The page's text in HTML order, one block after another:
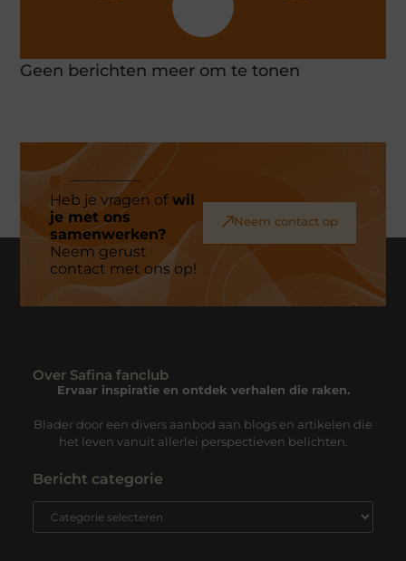
Geen berichten meer om te tonen
Heb je vragen ofwil
je met ons
samenwerken?
Neem gerust
contact met ons op!
Neem contact op
Over Safina fanclub
Ervaar inspiratie en ontdek verhalen die raken.
Blader door een divers aanbod aan blogs en artikelen die
het leven vanuit allerlei perspectieven belichten.
Bericht categorie